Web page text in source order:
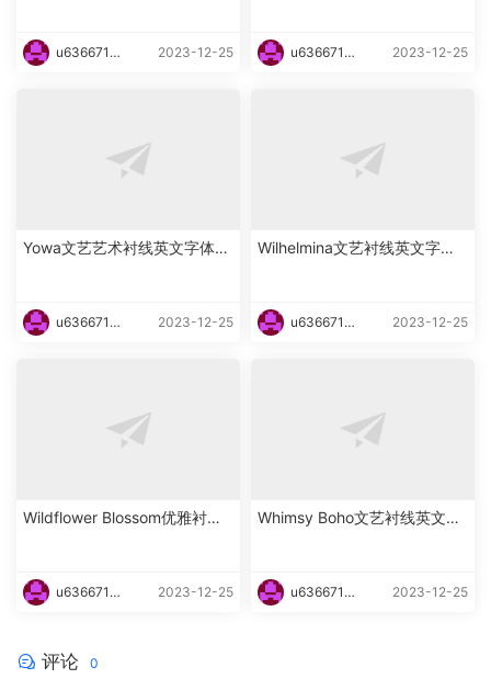
u6366719
2023-12-25
u6366719
2023-12-25
Yowa文艺艺术衬线英文字体下
u6366719
2023-12-25
Wilhelmina文艺衬线英文字体
u6366719
2023-12-25
Wildflower Blossom优雅衬线
u6366719
2023-12-25
Whimsy Boho文艺衬线英文字
u6366719
2023-12-25
评论 0